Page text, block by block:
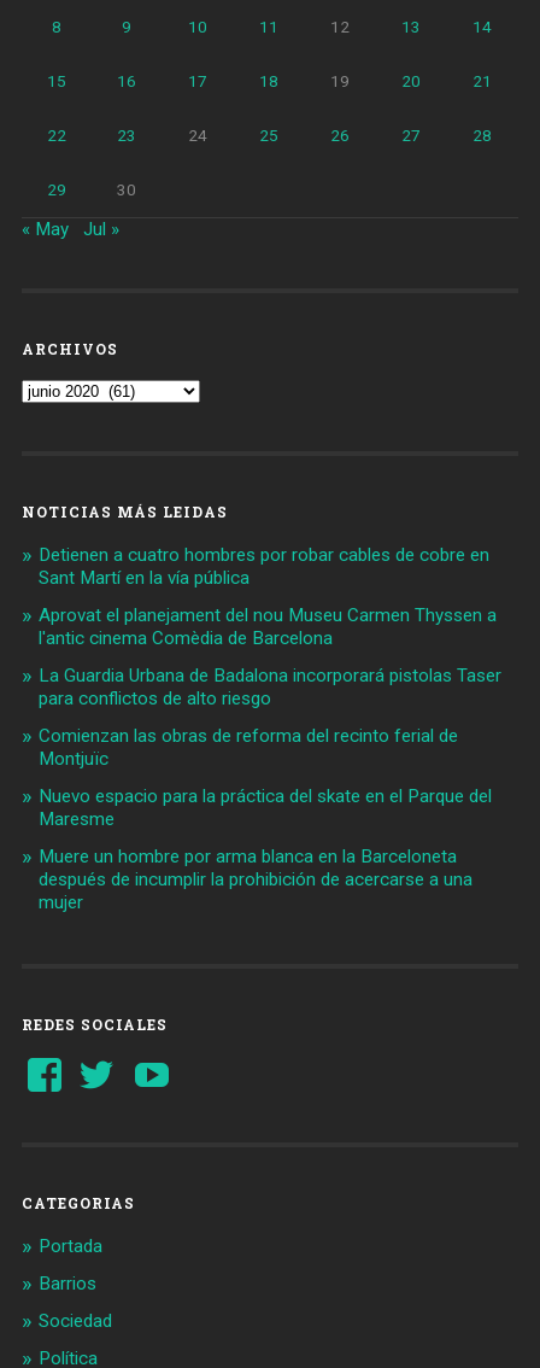
8 9 10 11 12 13 14
15 16 17 18 19 20 21
22 23 24 25 26 27 28
29 30
« May Jul »
ARCHIVOS
Archivos
NOTICIAS MÁS LEIDAS
Detienen a cuatro hombres por robar cables de cobre en
Sant Martí en la vía pública
Aprovat el planejament del nou Museu Carmen Thyssen a
l'antic cinema Comèdia de Barcelona
La Guardia Urbana de Badalona incorporará pistolas Taser
para conflictos de alto riesgo
Comienzan las obras de reforma del recinto ferial de
Montjuïc
Nuevo espacio para la práctica del skate en el Parque del
Maresme
Muere un hombre por arma blanca en la Barceloneta
después de incumplir la prohibición de acercarse a una
mujer
REDES SOCIALES
Ver
perfil
Ver
perfil
CATEGORIAS
Portada
Barrios
Sociedad
Política